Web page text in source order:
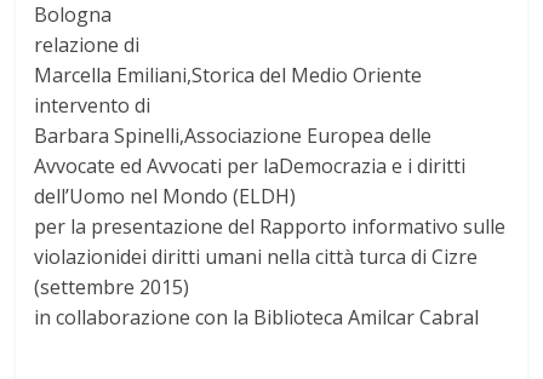
Bologna
relazione di
Marcella Emiliani,Storica del Medio Oriente
intervento di
Barbara Spinelli,Associazione Europea delle
Avvocate ed Avvocati per laDemocrazia e i diritti
dell’Uomo nel Mondo (ELDH)
per la presentazione del Rapporto informativo sulle
violazionidei diritti umani nella città turca di Cizre
(settembre 2015)
in collaborazione con la Biblioteca Amilcar Cabral